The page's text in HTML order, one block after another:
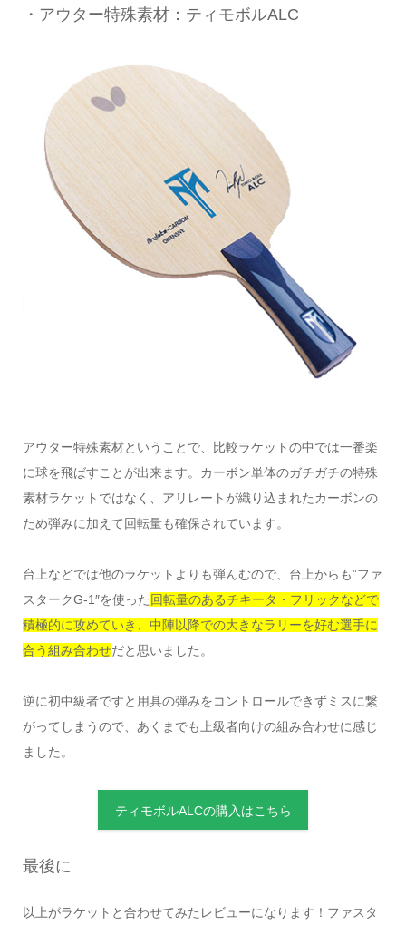
・アウター特殊素材：ティモボルALC
アウター特殊素材ということで、比較ラケットの中では一番楽
に球を飛ばすことが出来ます。カーボン単体のガチガチの特殊
素材ラケットではなく、アリレートが織り込まれたカーボンの
ため弾みに加えて回転量も確保されています。
台上などでは他のラケットよりも弾んむので、台上からも”ファ
スタークG-1″を使った 回転量のあるチキータ・フリックなどで
積極的に攻めていき、中陣以降での大きなラリーを好む選手に
合う組み合わせだと思いました。
逆に初中級者ですと用具の弾みをコントロールできずミスに繋
がってしまうので、あくまでも上級者向けの組み合わせに感じ
ました。
ティモボルALCの購入はこちら
最後に
以上がラケットと合わせてみたレビューになります！ファスタ